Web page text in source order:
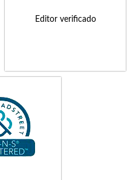
Editor verificado